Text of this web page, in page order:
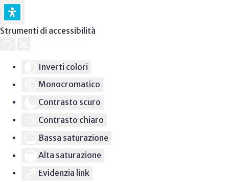
Strumenti di accessibilità
Inverti colori
Monocromatico
Contrasto scuro
Contrasto chiaro
Bassa saturazione
Alta saturazione
Evidenzia link